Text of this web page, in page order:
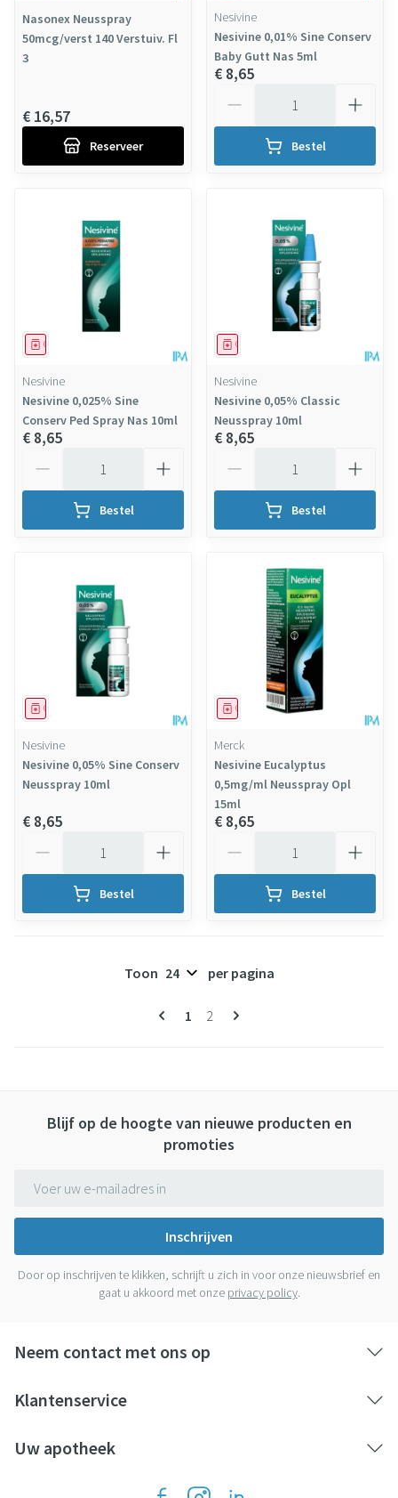
Nasonex Neusspray
50mcg/verst 140 Verstuiv. Fl
3
€ 16,57
Reserveer
Nesivine
Nesivine 0,01% Sine Conserv
Baby Gutt Nas 5ml
€ 8,65
Bestel
Geneesmiddel
Nesivine
Nesivine 0,025% Sine
Conserv Ped Spray Nas 10ml
€ 8,65
Bestel
Geneesmiddel
Nesivine
Nesivine 0,05% Classic
Neusspray 10ml
€ 8,65
Bestel
Geneesmiddel
Nesivine
Nesivine 0,05% Sine Conserv
Neusspray 10ml
€ 8,65
Bestel
Geneesmiddel
Merck
Nesivine Eucalyptus
0,5mg/ml Neusspray Opl
15ml
€ 8,65
Bestel
Pagina's
U lees momenteel pagina
1 Pagina
2
Toon per pagina
Blijf op de hoogte van nieuwe producten en
promoties
Inschrijven
Door op inschrijven te klikken, schrijft u zich in voor onze nieuwsbrief en
gaat u akkoord met onze privacy policy.
Neem contact met ons op
Klantenservice
Uw apotheek